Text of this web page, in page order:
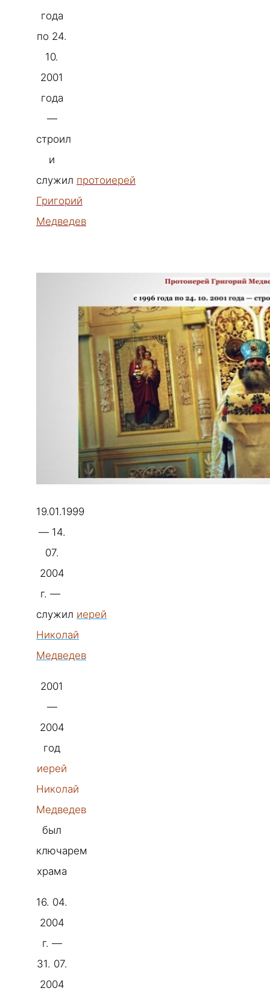
года
по 24.
10.
2001
года
—
строил
и
служил протоиерей
Григорий
Медведев
19.01.1999
— 14.
07.
2004
г. —
служил иерей
Николай
Медведев
2001
—
2004
год
иерей
Николай
Медведев
был
ключарем
храма
16. 04.
2004
г. —
31. 07.
2004